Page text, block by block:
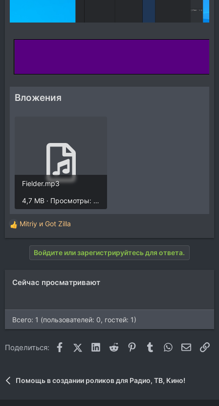
Вложения
Fielder.mp3
4,7 MB · Просмотры: 800
Р
е
и
Mitriy и Got Zilla
Войдите или зарегистрируйтесь для ответа.
Сейчас просматривают
Всего: 1 (пользователей: 0, гостей: 1)
Поделиться: FacebookX (Twitter)
LinkedIn
Reddit Pinterest
Tumblr WhatsApp
Помощь в создании роликов для Радио, ТВ, Кино!